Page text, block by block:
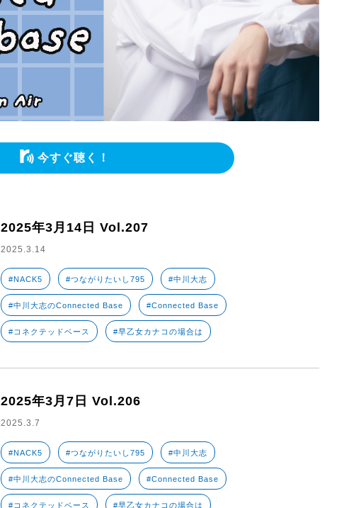
今すぐ聴く！
2025年3月14日 Vol.207
2025.3.14
#NACK5 #つながりたいし795 #中川大志
#中川大志のConnected Base #Connected Base
#コネクテッドベース #早乙女カナコの場合は
2025年3月7日 Vol.206
2025.3.7
#NACK5 #つながりたいし795 #中川大志
#中川大志のConnected Base #Connected Base
#コネクテッドベース #早乙女カナコの場合は